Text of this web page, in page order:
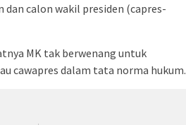
calon wakil presiden (capres-
MK tak berwenang untuk
cawapres dalam tata norma hukum.